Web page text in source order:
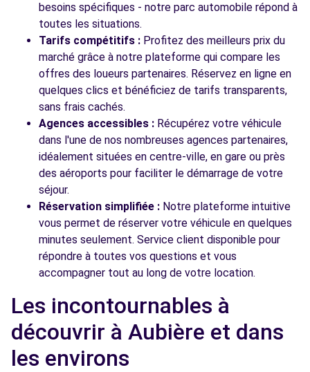
besoins spécifiques - notre parc automobile répond à
toutes les situations.
Tarifs compétitifs : Profitez des meilleurs prix du
marché grâce à notre plateforme qui compare les
offres des loueurs partenaires. Réservez en ligne en
quelques clics et bénéficiez de tarifs transparents,
sans frais cachés.
Agences accessibles : Récupérez votre véhicule
dans l'une de nos nombreuses agences partenaires,
idéalement situées en centre-ville, en gare ou près
des aéroports pour faciliter le démarrage de votre
séjour.
Réservation simplifiée : Notre plateforme intuitive
vous permet de réserver votre véhicule en quelques
minutes seulement. Service client disponible pour
répondre à toutes vos questions et vous
accompagner tout au long de votre location.
Les incontournables à
découvrir à Aubière et dans
les environs